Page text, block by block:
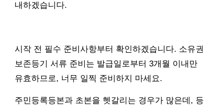
내하겠습니다.
시작 전 필수 준비사항부터 확인하겠습니다. 소유권
보존등기 서류 준비는 발급일로부터 3개월 이내만
유효하므로, 너무 일찍 준비하지 마세요.
주민등록등본과 초본을 헷갈리는 경우가 많은데, 등